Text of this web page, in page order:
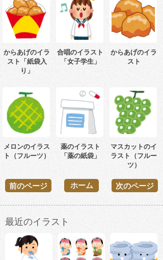
からあげのイラ
スト「紙袋入
り」
合唱のイラスト
「女子学生」
からあげのイラ
スト
メロンのイラス
ト（フルーツ）
薬のイラスト
「薬の紙袋」
マスカットのイ
ラスト（フルー
ツ）
前のページ 次のページ
ホーム
最近のイラスト